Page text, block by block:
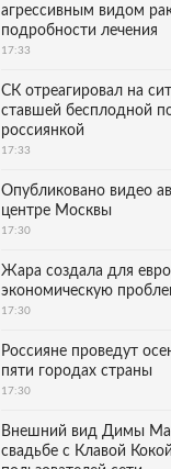
агрессивным видом
подробности лечения
17:33
СК отреагировал на
ставшей бесплодной
россиянкой
17:33
Опубликовано видео
центре Москвы
17:30
Жара создала для
экономическую
17:30
Россияне проведут
пяти городах страны
17:30
Внешний вид Димы
свадьбе с Клавой